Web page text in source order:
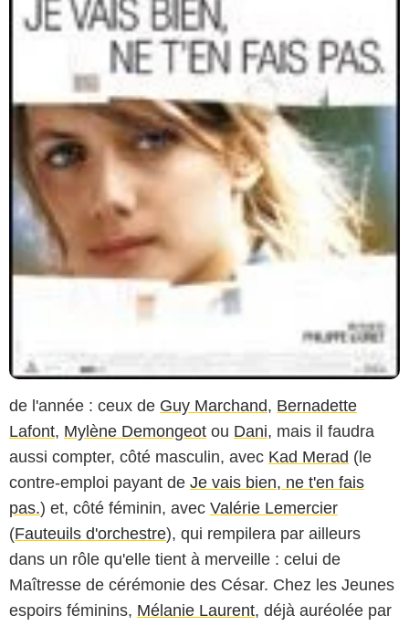
de l'année : ceux de Guy Marchand, Bernadette
Lafont, Mylène Demongeot ou Dani, mais il faudra
aussi compter, côté masculin, avec Kad Merad (le
contre-emploi payant de Je vais bien, ne t'en fais
pas.) et, côté féminin, avec Valérie Lemercier
(Fauteuils d'orchestre), qui rempilera par ailleurs
dans un rôle qu'elle tient à merveille : celui de
Maîtresse de cérémonie des César. Chez les Jeunes
espoirs féminins, Mélanie Laurent, déjà auréolée par